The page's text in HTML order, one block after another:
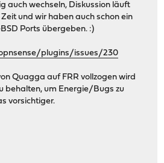
auch wechseln, Diskussion läuft
und wir haben auch schon ein
Ports übergeben. :)
plugins/issues/230
Quagga auf FRR vollzogen wird
behalten, um Energie/Bugs zu
vorsichtiger.